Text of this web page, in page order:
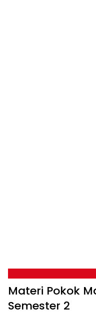
Materi Pokok
Semester 2